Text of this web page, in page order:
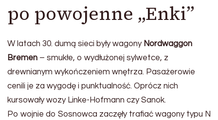
po powojenne „Enki”
W latach 30. dumą sieci były wagony Nordwaggon
Bremen – smukłe, o wydłużonej sylwetce, z
drewnianym wykończeniem wnętrza. Pasażerowie
cenili je za wygodę i punktualność. Oprócz nich
kursowały wozy Linke-Hofmann czy Sanok.
Po wojnie do Sosnowca zaczęły trafiać wagony typu N